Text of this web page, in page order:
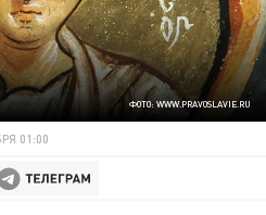
ФОТО: WWW.PRAVOSLAVIE.RU
01:00